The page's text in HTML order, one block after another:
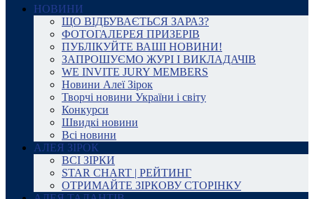
НОВИНИ
ЩО ВІДБУВАЄТЬСЯ ЗАРАЗ?
ФОТОГАЛЕРЕЯ ПРИЗЕРІВ
ПУБЛІКУЙТЕ ВАШІ НОВИНИ!
ЗАПРОШУЄМО ЖУРІ І ВИКЛАДАЧІВ
WE INVITE JURY MEMBERS
Новини Алеї Зірок
Творчі новини України і світу
Конкурси
Швидкі новини
Всі новини
АЛЕЯ ЗІРОК
ВСІ ЗІРКИ
STAR CHART | РЕЙТИНГ
ОТРИМАЙТЕ ЗІРКОВУ СТОРІНКУ